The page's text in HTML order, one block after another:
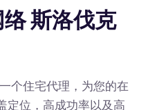
斯洛伐克
个住宅代理，为您的在
定位，高成功率以及高